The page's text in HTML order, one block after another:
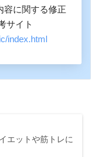
容に関する修正
サイト
index.html
エットや筋トレに